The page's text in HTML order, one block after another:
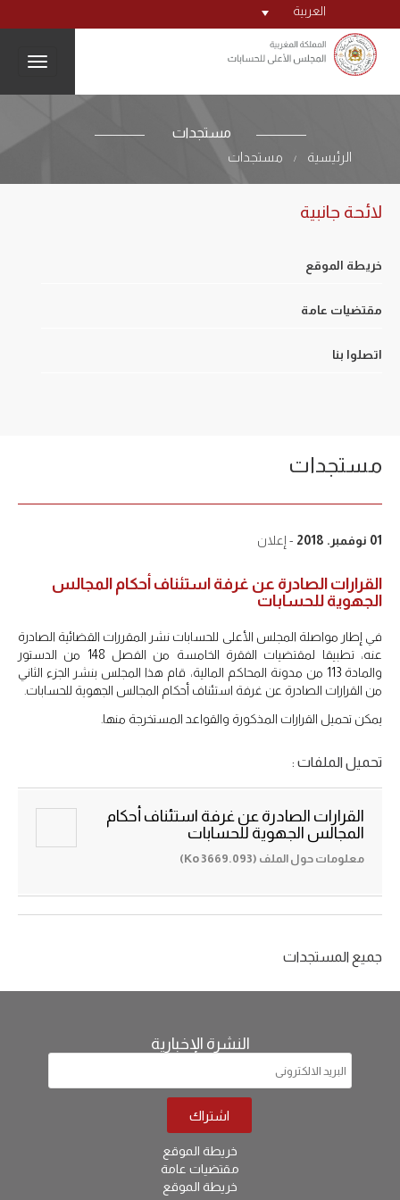
العربية
مستجدات
الرئيسية
/ مستجدات
لائحة جانبية
خريطة الموقع
مقتضيات عامة
اتصلوا بنا
مستجدات
01 نوفمبر. 2018 - إعلان
القرارات الصادرة عن غرفة استئناف أحكام المجالس
الجهوية للحسابات
في إطار مواصلة المجلس الأعلى للحسابات نشر المقررات القضائية الصادرة
عنه، تطبيقا لمقتضيات الفقرة الخامسة من الفصل 148 من الدستور
والمادة 113 من مدونة المحاكم المالية، قام هذا المجلس بنشر الجزء الثاني
من القرارات الصادرة عن غرفة استئناف أحكام المجالس الجهوية للحسابات.
يمكن تحميل القرارات المذكورة والقواعد المستخرجة منها.
تحميل الملفات :
القرارات الصادرة عن غرفة استئناف أحكام
المجالس الجهوية للحسابات
معلومات حول الملف (3669.093 Ko)
جميع المستجدات
النشرة الإخبارية
خريطة الموقع
مقتضيات عامة
خريطة الموقع